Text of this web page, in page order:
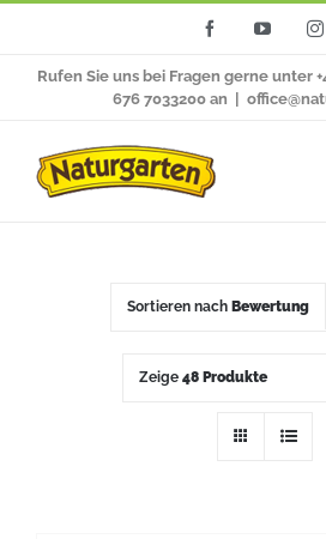
FacebookYouTube
Rufen Sie uns bei Fragen gerne unter
676 7033200 an
Sortieren nach Bewertung
Zeige 48 Produkte